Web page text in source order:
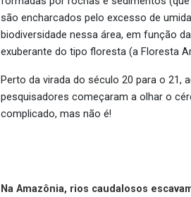
são encharcados pelo excesso de
biodiversidade nessa área, em função
exuberante do tipo floresta (a Floresta
Perto da virada do século 20 para o
pesquisadores começaram a olhar o
complicado, mas não é!
Na Amazônia, rios caudalosos